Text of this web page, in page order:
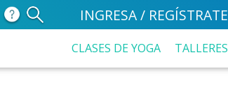
INGRESA / REGÍSTRATE
CLASES DE YOGA TALLERES